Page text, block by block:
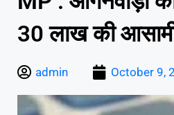
30 लाख की
admin October 9,